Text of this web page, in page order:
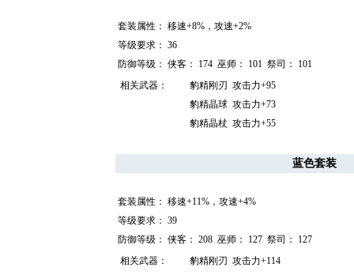
套装属性： 移速+8%，攻速+2%
等级要求： 36
防御等级： 侠客： 174 巫师： 101 祭司： 101
相关武器：
豹精刚刃 攻击力+95
豹精晶球 攻击力+73
豹精晶杖 攻击力+55
蓝色套装
套装属性： 移速+11%，攻速+4%
等级要求： 39
防御等级： 侠客： 208 巫师： 127 祭司： 127
相关武器：
豹精刚刃 攻击力+114